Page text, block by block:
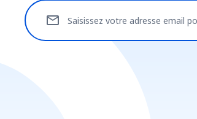
Saisissez votre adresse email
mail